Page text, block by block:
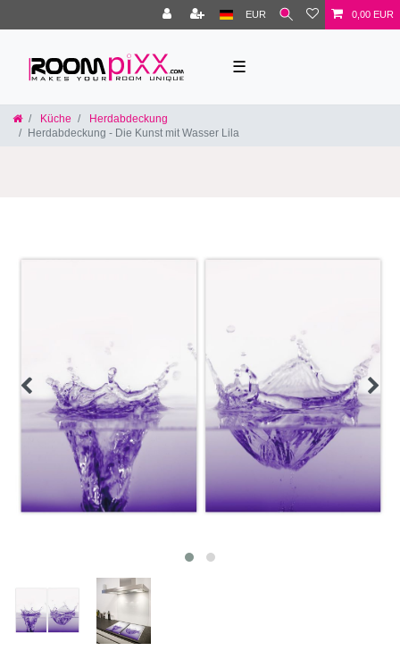
EUR 0,00 EUR
☰
Küche
Herdabdeckung
Herdabdeckung - Die Kunst mit Wasser Lila